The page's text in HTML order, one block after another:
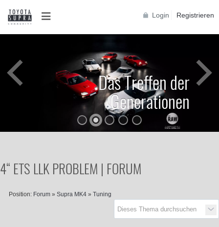
Login Registrieren
Das Treffen der
Generationen
4“ ETS LLK PROBLEM | FORUM
Position: Forum » Supra MK4 » Tuning